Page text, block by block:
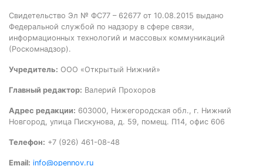
Свидетельство Эл № ФС77 – 62677 от 10.08.2015 выдано
Федеральной службой по надзору в сфере связи,
информационных технологий и массовых коммуникаций
(Роскомнадзор).
Учредитель: ООО «Открытый Нижний»
Главный редактор: Валерий Прохоров
Адрес редакции: 603000, Нижегородская обл., г. Нижний
Новгород, улица Пискунова, д. 59, помещ. П14, офис 606
Телефон: +7 (926) 461-08-48
Email: info@opennov.ru